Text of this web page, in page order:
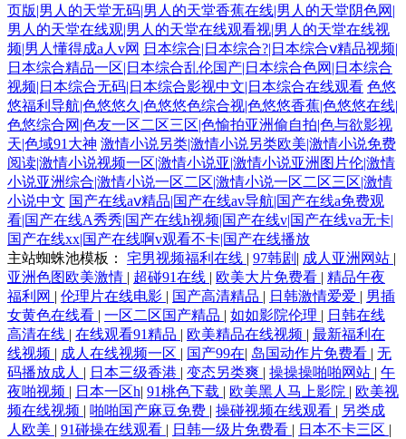
页版|男人的天堂无码|男人的天堂香蕉在线|男人的天堂阴色网|
男人的天堂在线观|男人的天堂在线观看视|男人的天堂在线视
频|男人懂得成a人v网 日本综合|日本综合?|日本综合ⅴ精品视频|
日本综合精品一区|日本综合乱伦国产|日本综合色网|日本综合
视频|日本综合无码|日本综合影视中文|日本综合在线观看 色悠
悠福利导航|色悠悠久|色悠悠色综合视|色悠悠香蕉|色悠悠在线|
色悠综合网|色友一区二区三区|色愉拍亚洲偷自拍|色与欲影视
天|色域91大神 激情小说另类|激情小说另类欧美|激情小说免费
阅读|激情小说视频一区|激情小说亚|激情小说亚洲图片伦|激情
小说亚洲综合|激情小说一区二区|激情小说一区二区三区|激情
小说中文 国产在线aⅴ精品|国产在线av导航|国产在线a免费观
看|国产在线A秀秀|国产在线h视频|国产在线v|国产在线va无卡|
国产在线xx|国产在线啊v观看不卡|国产在线播放
主站蜘蛛池模板： 宅男视频福利在线 | 97韩剧 | 成人亚洲网站 |
亚洲色图欧美激情 | 超碰91在线 | 欧美大片免费看 | 精品午夜
福利网 | 伦理片在线电影 | 国产高清精品 | 日韩激情爱爱 | 男插
女黄色在线看 | 一区二区国产精品 | 如如影院伦理 | 日韩在线
高清在线 | 在线观看91精品 | 欧美精品在线视频 | 最新福利在
线视频 | 成人在线视频一区 | 国产99在| 岛国动作片免费看 | 无
码播放成人 | 日本三级香港 | 变态另类爽 | 操操操啪啪网站 | 午
夜啪视频 | 日本一区h| 91桃色下载 | 欧美黑人马上影院 | 欧美视
频在线视频 | 啪啪国产麻豆免费 | 操碰视频在线观看 | 另类成
人欧美 | 91碰操在线观看 | 日韩一级片免费看 | 日本不卡三区 |